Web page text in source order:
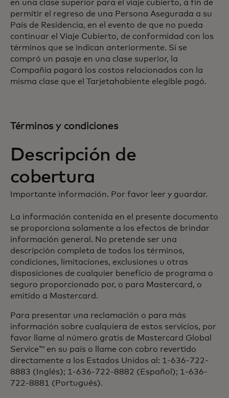
en una clase superior para el viaje cubierto, a fin de
permitir el regreso de una Persona Asegurada a su
País de Residencia, en el evento de que no pueda
continuar el Viaje Cubierto, de conformidad con los
términos que se indican anteriormente. Si se
compró un pasaje en una clase superior, la
Compañía pagará los costos relacionados con la
misma clase que el Tarjetahabiente elegible pagó.
Términos y condiciones
Descripción de
cobertura
Importante información. Por favor leer y guardar.
La información contenida en el presente documento
se proporciona solamente a los efectos de brindar
información general. No pretende ser una
descripción completa de todos los términos,
condiciones, limitaciones, exclusiones u otras
disposiciones de cualquier beneficio de programa o
seguro proporcionado por, o para Mastercard, o
emitido a Mastercard.
Para presentar una reclamación o para más
información sobre cualquiera de estos servicios, por
favor llame al número gratis de Mastercard Global
Service™ en su país o llame con cobro revertido
directamente a los Estados Unidos al: 1-636-722-
8883 (Inglés); 1-636-722-8882 (Español); 1-636-
722-8881 (Portugués).